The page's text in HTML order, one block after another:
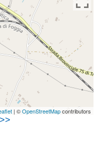
| ©OpenStreetMapcontributors